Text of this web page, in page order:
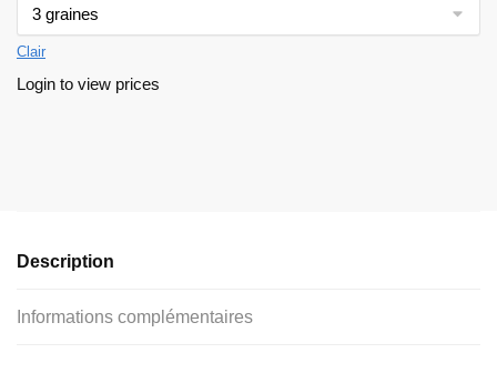
Clair
Login to view prices
Description
Informations complémentaires